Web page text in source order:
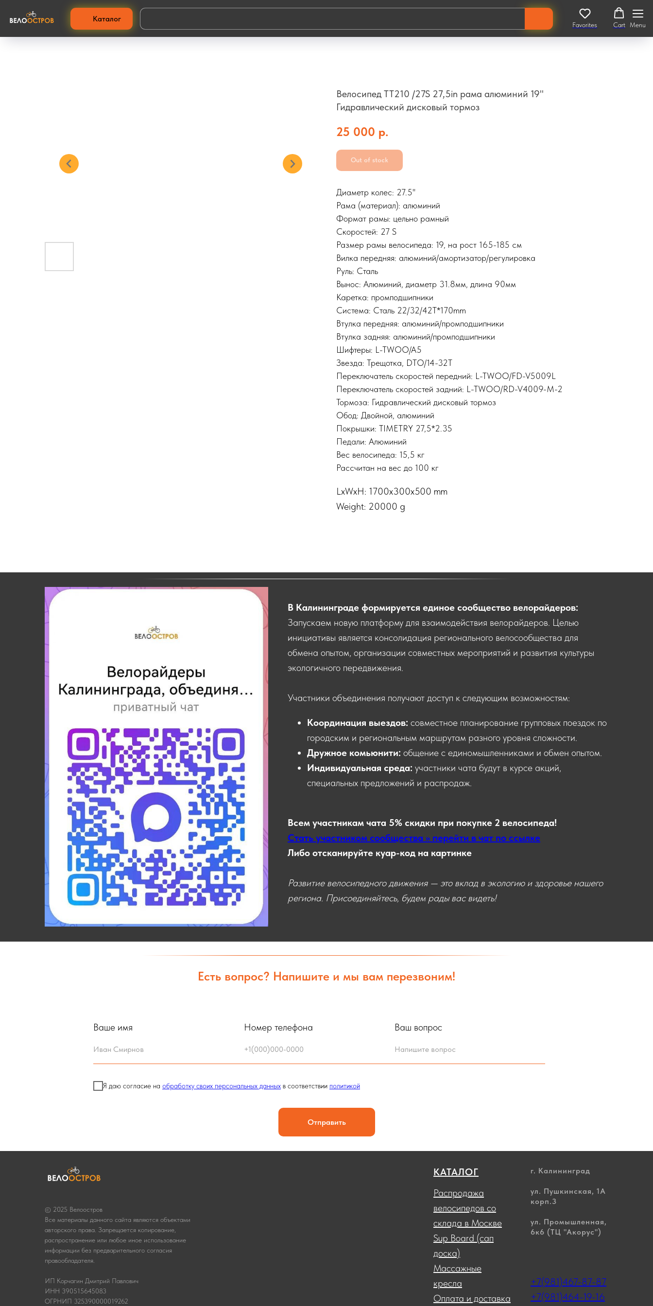
Каталог
Favorites Cart Menu
Велосипед TT210 /27S 27,5in рама алюминий 19"
Гидравлический дисковый тормоз
25 000 р.
Out of stock
Диаметр колес: 27.5"
Рама (материал): алюминий
Формат рамы: цельно рамный
Скоростей: 27 S
Размер рамы велосипеда: 19, на рост 165-185 см
Вилка передняя: алюминий/амортизатор/регулировка
Руль: Сталь
Вынос: Алюминий, диаметр 31.8мм, длина 90мм
Каретка: промподшипники
Система: Сталь 22/32/42T*170mm
Втулка передняя: алюминий/промподшипники
Втулка задняя: алюминий/промподшипники
Шифтеры: L-TWOO/A5
Звезда: Трещотка, DTO/14-32T
Переключатель скоростей передний: L-TWOO/FD-V5009L
Переключатель скоростей задний: L-TWOO/RD-V4009-M-2
Тормоза: Гидравлический дисковый тормоз
Обод: Двойной, алюминий
Покрышки: TIMETRY 27,5*2.35
Педали: Алюминий
Вес велосипеда: 15,5 кг
Рассчитан на вес до 100 кг
LxWxH: 1700x300x500 mm
Weight: 20000 g
В Калининграде формируется единое сообщество велорайдеров:
Запускаем новую платформу для взаимодействия велорайдеров. Целью
инициативы является консолидация регионального велосообщества для
обмена опытом, организации совместных мероприятий и развития культуры
экологичного передвижения.
Участники объединения получают доступ к следующим возможностям:
Координация выездов: совместное планирование групповых поездок по
городским и региональным маршрутам разного уровня сложности.
Дружное комьюнити: общение с единомышленниками и обмен опытом.
Индивидуальная среда: участники чата будут в курсе акций,
специальных предложений и распродаж.
Всем участникам чата 5% скидки при покупке 2 велосипеда!
Стать участником сообщества >> перейти в чат по ссылке
Либо отсканируйте куар-код на картинке
Развитие велосипедного движения — это вклад в экологию и здоровье нашего
региона. Присоединяйтесь, будем рады вас видеть!
Есть вопрос? Напишите и мы вам перезвоним!
Ваше имя Номер телефона Ваш вопрос
Я даю согласие на обработку своих персональных данных в соответствии политикой
Отправить
© 2025 Велоостров
Все материалы данного сайта являются объектами
авторского права. Запрещается копирование,
распространение или любое иное использование
информации без предварительного согласия
правообладателя.
ИП Корчагин Дмитрий Павлович
ИНН 390515645083
ОГРНИП 325390000019262
КАТАЛОГ
Распродажа
велосипедов со
склада в Москве
Sup Board (сап
доска)
Массажные
кресла
Оплата и доставка
г. Калининград
ул. Пушкинская, 1А
корп.3
ул. Промышленная,
6к6 (ТЦ "Акорус")
+7(981)467-87-87
+7(981)464-19-16